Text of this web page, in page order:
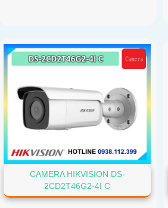
CAMERA HIKVISION DS-
2CD2T46G2-4I C